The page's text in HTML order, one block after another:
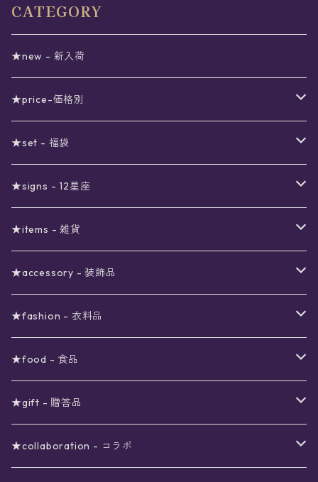
CATEGORY
★new - 新入荷
★price-価格別
セール
真夜中のSALE
予約限定SALE
〜1000円
〜2000円
〜3000円
〜4000円
〜5000円
〜6000円
〜7000円
★set - 福袋
12星座福袋
星の市福袋
★signs - 12星座
12星座ギフトセット
★items - 雑貨
ステーショナリー
ギフトボックス
ノート
メイクアップ
ネイルカラー
アロマスプレー
ポーチ
夜空の星月
扇子(うちわ)
インテリア
★accessory - 装飾品
ピアス
星
月
イヤリング
星
月
ネックレス
星
チョーカー
★fashion - 衣料品
ワンピース
スター
フラワー
トップス
ブラウス
ボトムス
★food - 食品
珈琲
紅茶
★gift - 贈答品
ラッピング用オプション
★collaboration - コラボ